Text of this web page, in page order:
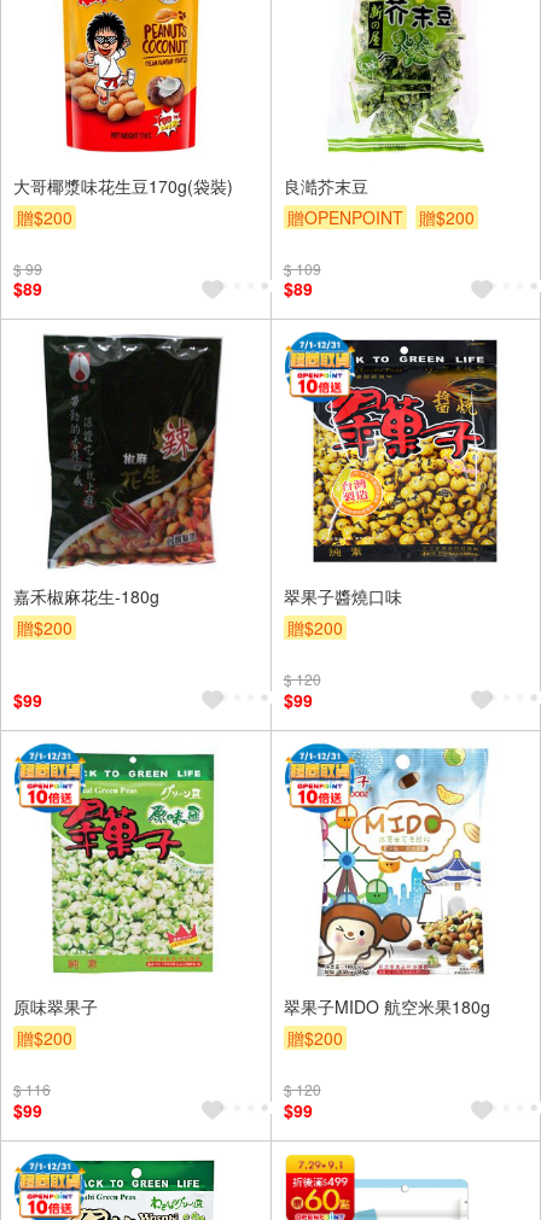
大哥椰漿味花生豆170g(袋裝)
贈$200
$ 99
$89
良澔芥末豆
贈OPENPOINT
贈$200
$ 109
$89
嘉禾椒麻花生-180g
贈$200
$99
翠果子醬燒口味
贈$200
$ 120
$99
原味翠果子
贈$200
$ 116
$99
翠果子MIDO 航空米果180g
贈$200
$ 120
$99